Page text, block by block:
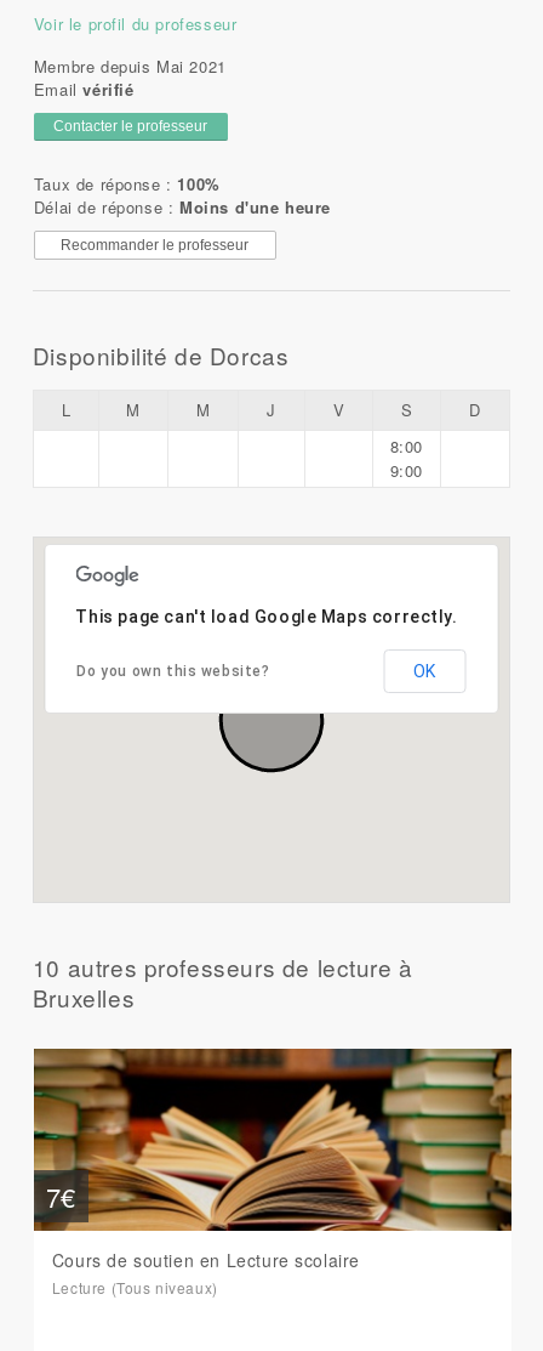
Voir le profil du professeur
Membre depuis Mai 2021
Emailvérifié
Contacter le professeur
Taux de réponse : 100%
Délai de réponse : Moins d'une heure
Recommander le professeur
Disponibilité de Dorcas
L M M J V S
D
8:00
9:00
This page can't load Google Maps correctly.
Do you own this website? OK
10 autres professeurs de lecture à
Bruxelles
7€
Cours de soutien en Lecture scolaire
Lecture (Tous niveaux)